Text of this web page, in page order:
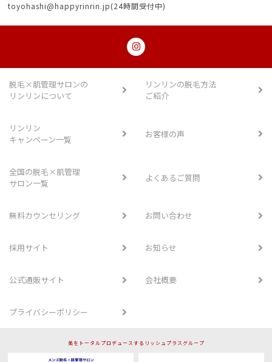
toyohashi@happyrinrin.jp(24時間受付中)
脱毛×肌管理サロンの
リンリンについて
リンリンの脱毛方法
ご紹介
リンリン
キャンペーン一覧
お客様の声
全国の脱毛×肌管理
サロン一覧
よくあるご質問
無料カウンセリング お問い合わせ
採用サイト お知らせ
公式通販サイト 会社概要
プライバシーポリシー
美をトータルプロデュースするリッシュプラスグループ